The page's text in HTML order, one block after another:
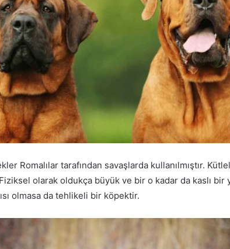
Romalılar tarafından savaşlarda kullanılmıştır.
olarak oldukça büyük ve bir o kadar da kaslı bir
olmasa da tehlikeli bir köpektir.